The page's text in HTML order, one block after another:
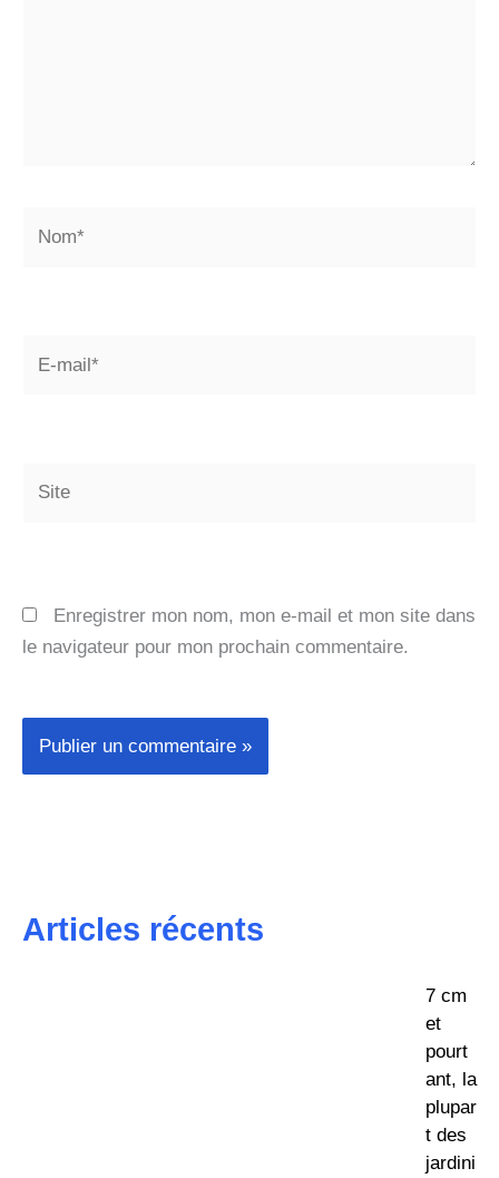
Enregistrer mon nom, mon e-mail et mon site dans
le navigateur pour mon prochain commentaire.
Articles récents
7 cm
et
pourt
ant, la
plupar
t des
jardini